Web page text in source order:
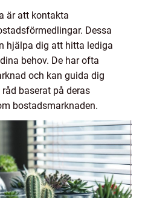
är att kontakta
Dessa
hjälpa dig att hitta lediga
behov. De har ofta
och kan guida dig
baserat på deras
bostadsmarknaden.